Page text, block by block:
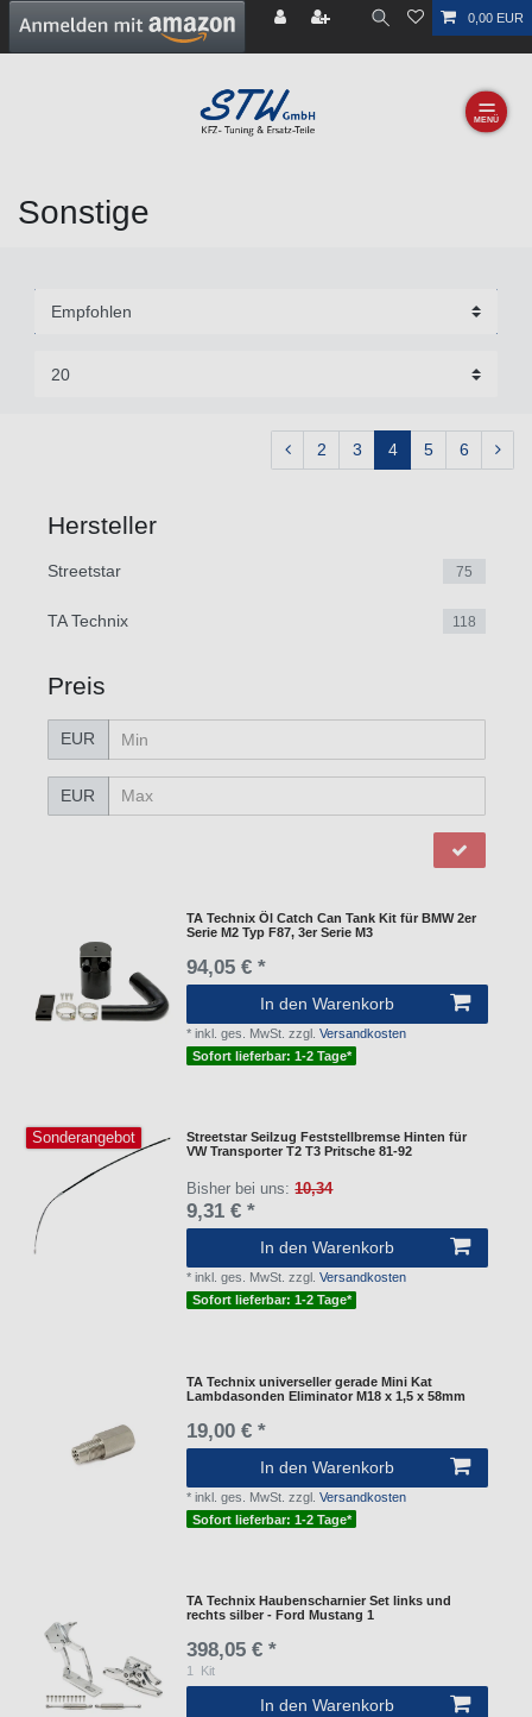
0,00 EUR
☰
Sonstige
2 3 4 5 6
Hersteller
Streetstar 75
TA Technix 118
Preis
EUR
EUR
TA Technix Öl Catch Can Tank Kit für BMW 2er
Serie M2 Typ F87, 3er Serie M3
94,05 € *
In den Warenkorb
*inkl. ges. MwSt. zzgl.Versandkosten
Sofort lieferbar: 1-2 Tage*
Sonderangebot
Streetstar Seilzug Feststellbremse Hinten für
VW Transporter T2 T3 Pritsche 81-92
Bisher bei uns:10,34
9,31 € *
In den Warenkorb
*inkl. ges. MwSt. zzgl.Versandkosten
Sofort lieferbar: 1-2 Tage*
TA Technix universeller gerade Mini Kat
Lambdasonden Eliminator M18 x 1,5 x 58mm
19,00 € *
In den Warenkorb
*inkl. ges. MwSt. zzgl.Versandkosten
Sofort lieferbar: 1-2 Tage*
TA Technix Haubenscharnier Set links und
rechts silber - Ford Mustang 1
398,05 € *
1 Kit
In den Warenkorb